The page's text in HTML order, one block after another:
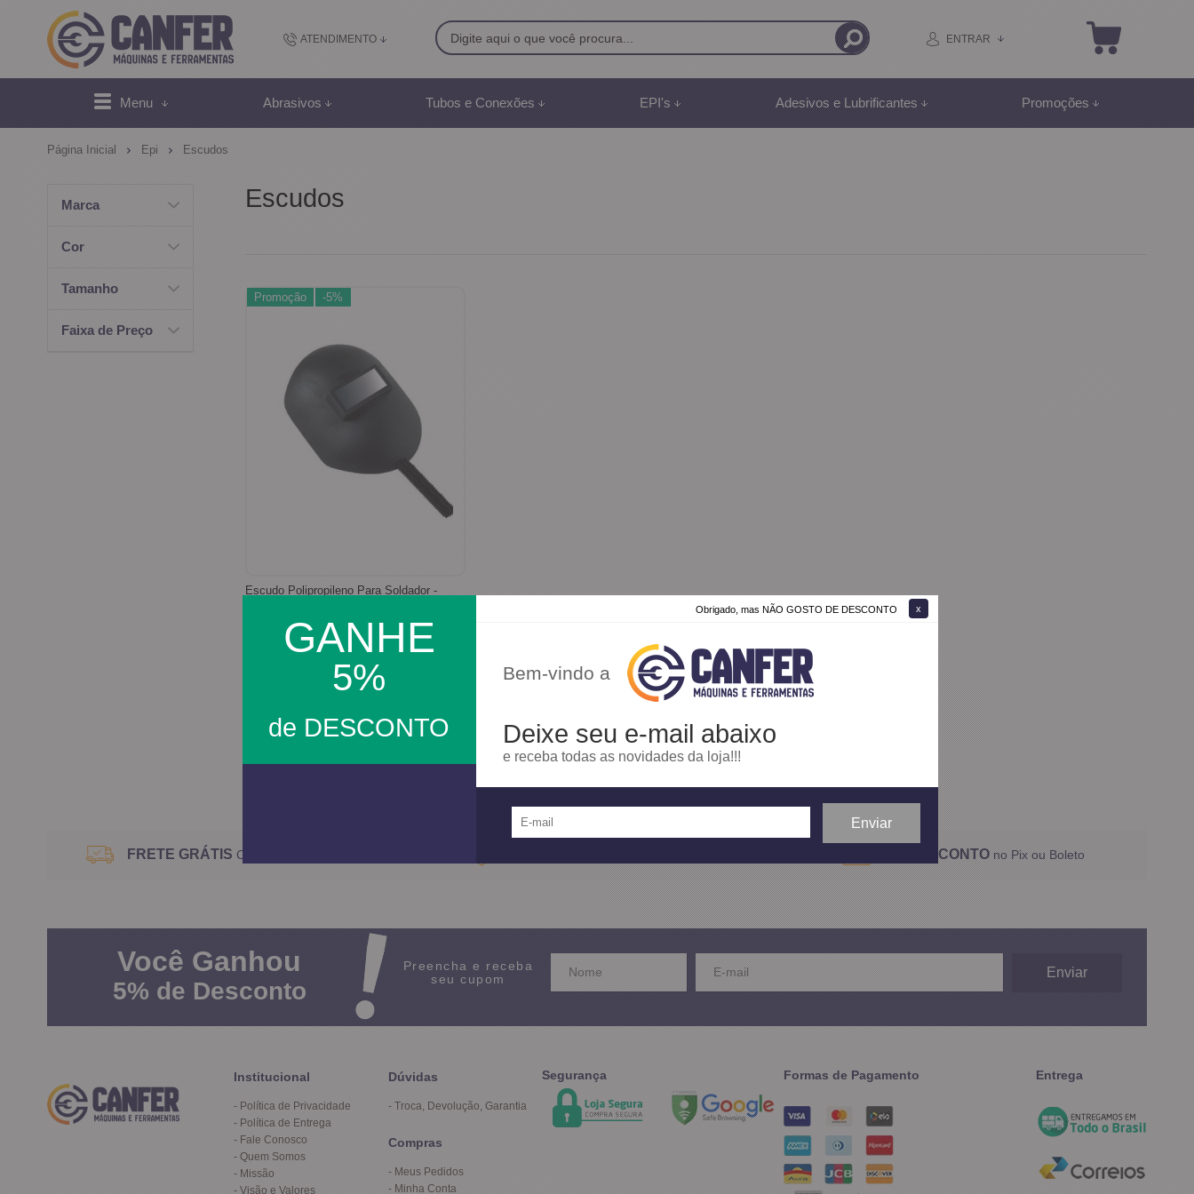
Obrigado, mas NÃO GOSTO DE DESCONTO
GANHE
5%
de DESCONTO
Bem-vindo a
Deixe seu e-mail abaixo
e receba todas as novidades da loja!!!
ATENDIMENTO
(48) 2102-9500
(48) 991887507
sac@canfer.com.br
Atendimento Online
ENTRAR
Menu Abrasivos Tubos e Conexões EPI's Adesivos e Lubrificantes Promoções
Página Inicial Epi Escudos
Marca
Cor
Tamanho
Faixa de Preço
Escudos
Promoção -5%
Escudo Polipropileno Para Soldador -
FRETE GRÁTIS Consulte o Regulamento 5% DESCONTO no Pix ou Boleto
VocêGanhou
5%de Desconto
Preencha e receba
seu cupom
Institucional
Política de Privacidade
Política de Entrega
Fale Conosco
Quem Somos
Missão
Visão e Valores
Dúvidas
Troca, Devolução, Garantia
Compras
Meus Pedidos
Minha Conta
Segurança Formas de Pagamento Entrega